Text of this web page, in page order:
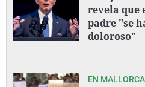
revela que
padre "se
doloroso"
EN MALLORCA